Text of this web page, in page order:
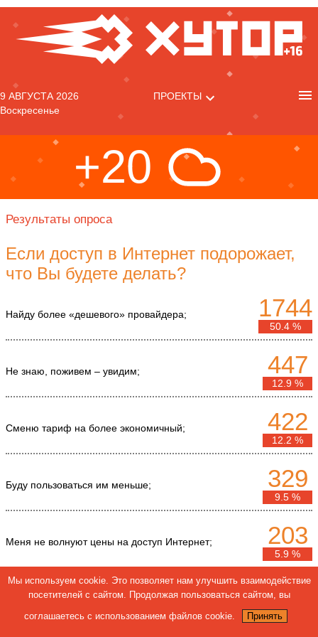
9 АВГУСТА 2026
Воскресенье
ПРОЕКТЫ
+20
Результаты опроса
Если доступ в Интернет подорожает,
что Вы будете делать?
Найду более «дешевого» провайдера; 1744
50.4 %
Не знаю, поживем – увидим; 447
12.9 %
Сменю тариф на более экономичный; 422
12.2 %
Буду пользоваться им меньше; 329
9.5 %
Меня не волнуют цены на доступ Интернет; 203
5.9 %
Изыщу средства, но не сокращу свое присутствие в
147
4.2 %
Мы используем cookie. Это позволяет нам улучшить взаимодействие
посетителей с сайтом. Продолжая пользоваться сайтом, вы
соглашаетесь с использованием файлов cookie.
Принять